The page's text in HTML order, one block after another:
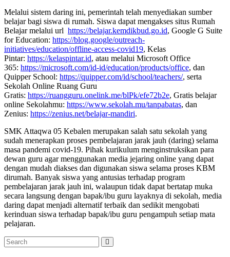
Melalui sistem daring ini, pemerintah telah menyediakan sumber
belajar bagi siswa di rumah. Siswa dapat mengakses situs Rumah
Belajar melalui url https://belajar.kemdikbud.go.id, Google G Suite
for Education: https://blog.google/outreach-
initiatives/education/offline-access-covid19, Kelas
Pintar: https://kelaspintar.id, atau melalui Microsoft Office
365: https://microsoft.com/id-id/education/products/office, dan
Quipper School: https://quipper.com/id/school/teachers/, serta
Sekolah Online Ruang Guru
Gratis: https://ruangguru.onelink.me/blPk/efe72b2e, Gratis belajar
online Sekolahmu: https://www.sekolah.mu/tanpabatas, dan
Zenius: https://zenius.net/belajar-mandiri.
SMK Attaqwa 05 Kebalen merupakan salah satu sekolah yang
sudah menerapkan proses pembelajaran jarak jauh (daring) selama
masa pandemi covid-19. Pihak kurikulum menginstruksikan para
dewan guru agar menggunakan media jejaring online yang dapat
dengan mudah diakses dan digunakan siswa selama proses KBM
dirumah. Banyak siswa yang antusias terhadap program
pembelajaran jarak jauh ini, walaupun tidak dapat bertatap muka
secara langsung dengan bapak/ibu guru layaknya di sekolah, media
daring dapat menjadi alternatif terbaik dan sedikit mengobati
kerinduan siswa terhadap bapak/ibu guru pengampuh setiap mata
pelajaran.